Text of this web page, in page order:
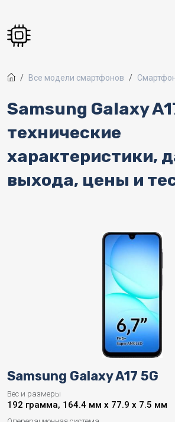
Все модели смартфонов
Samsung Galaxy
технические
характеристики,
выхода, цены и
Samsung Galaxy A17 5G
Вес и размеры
192 грамма, 164.4 мм x 77.9 x 7.5 мм